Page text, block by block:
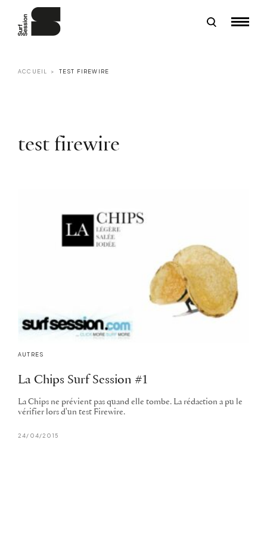
ACCUEIL TEST FIREWIRE
test firewire
AUTRES
La Chips Surf Session #1
La Chips ne prévient pas quand elle tombe. La rédaction a pu le
vérifier lors d'un test Firewire.
24/04/2015